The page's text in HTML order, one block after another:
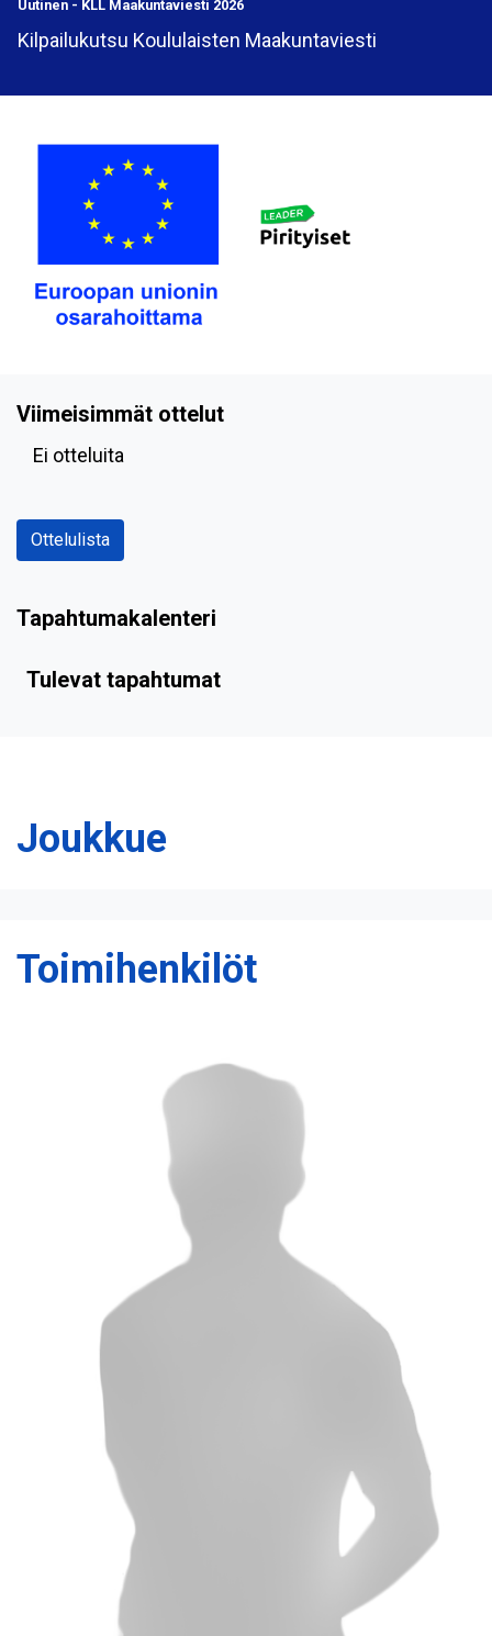
Uutinen - KLL Maakuntaviesti 2026
Kilpailukutsu Koululaisten Maakuntaviesti
Viimeisimmät ottelut
Ei otteluita
Ottelulista
Tapahtumakalenteri
Tulevat tapahtumat
Joukkue
Toimihenkilöt